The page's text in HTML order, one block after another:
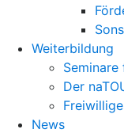
Weiterbildung
Der
News